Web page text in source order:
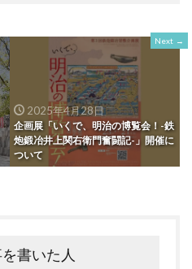
Next
2025年4月28日
企画展「いくで、明治の博覧会！-鉄
炮鍛冶井上関右衛門奮闘記-」開催に
ついて
書いた人